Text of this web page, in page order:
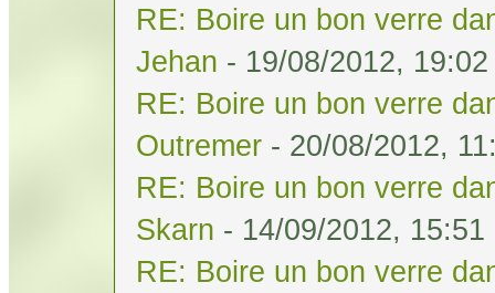
RE: Boire un bon verre
Jehan - 19/08/2012, 19:02
RE: Boire un bon verre
Outremer - 20/08/2012,
RE: Boire un bon verre
Skarn - 14/09/2012, 15:51
RE: Boire un bon verre